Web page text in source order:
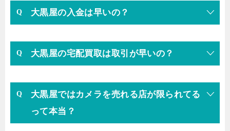
大黒屋の入金は早いの？
大黒屋の宅配買取は取引が早いの？
大黒屋ではカメラを売れる店が限られてる
って本当？